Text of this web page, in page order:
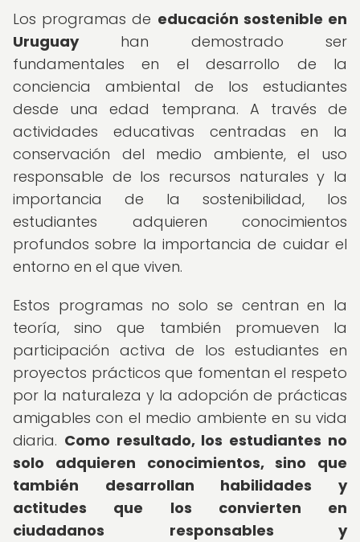
Los programas de educación sostenible en
Uruguayhan demostrado ser
fundamentales en el desarrollo de la
conciencia ambiental de los estudiantes
desde una edad temprana. A través de
actividades educativas centradas en la
conservación del medio ambiente, el uso
responsable de los recursos naturales y la
importancia de la sostenibilidad, los
estudiantes adquieren conocimientos
profundos sobre la importancia de cuidar el
entorno en el que viven.
Estos programas no solo se centran en la
teoría, sino que también promueven la
participación activa de los estudiantes en
proyectos prácticos que fomentan el respeto
por la naturaleza y la adopción de prácticas
amigables con el medio ambiente en su vida
diaria. Como resultado, los estudiantes no
solo adquieren conocimientos, sino que
también desarrollan habilidades y
actitudes que los convierten en
ciudadanos responsables y